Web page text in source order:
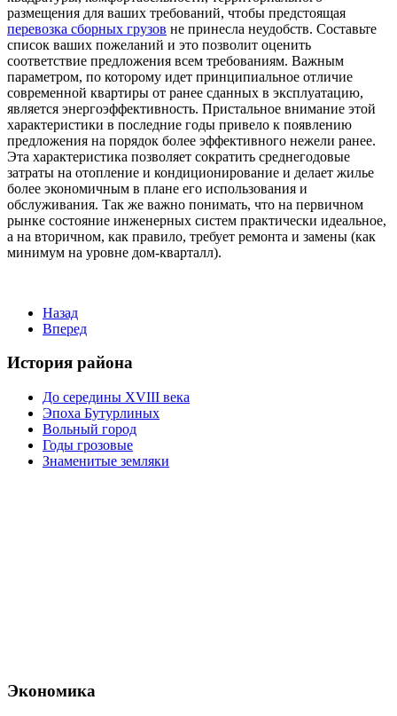
размещения для ваших требований, чтобы предстоящая
перевозка сборных грузов не принесла неудобств. Составьте
список ваших пожеланий и это позволит оценить
соответствие предложения всем требованиям. Важным
параметром, по которому идет принципиальное отличие
современной квартиры от ранее сданных в эксплуатацию,
является энергоэффективность. Пристальное внимание этой
характеристики в последние годы привело к появлению
предложения на порядок более эффективного нежели ранее.
Эта характеристика позволяет сократить среднегодовые
затраты на отопление и кондиционирование и делает жилье
более экономичным в плане его использования и
обслуживания. Так же важно понимать, что на первичном
рынке состояние инженерных систем практически идеальное,
а на вторичном, как правило, требует ремонта и замены (как
минимум на уровне дом-кварталл).
Назад
Вперед
История района
До середины XVIII века
Эпоха Бутурлиных
Вольный город
Годы грозовые
Знаменитые земляки
Экономика